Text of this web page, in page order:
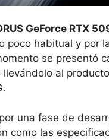
GeForce RTX
poco habitual y por
se presentó
al
una fase de
como las